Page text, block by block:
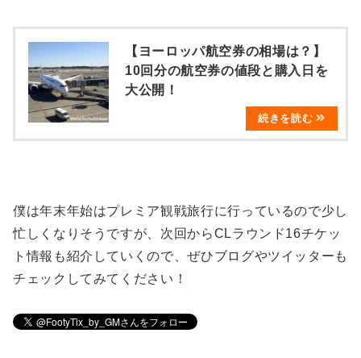
【ヨーロッパ航空券の相場は？】
10回分の航空券の値段と購入日を
大公開！
僕は年末年始はプレミア観戦旅行に行っているので少し
忙しくなりそうですが、次回からCLラウンド16チケッ
ト情報も紹介していくので、ぜひブログやツイッターも
チェックしてみてください！